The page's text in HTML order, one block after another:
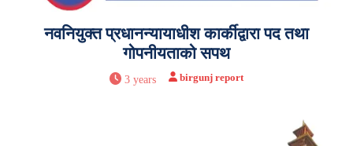
नवनियुक्त प्रधानन्यायाधीश कार्कीद्वारा पद तथा
गोपनीयताको सपथ
3 years birgunj report